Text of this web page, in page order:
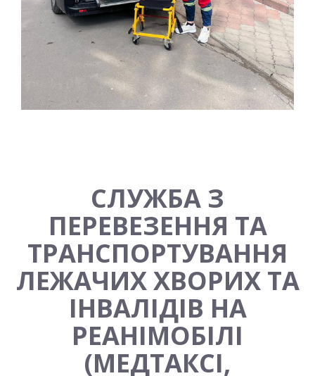
СЛУЖБА З
ПЕРЕВЕЗЕННЯ ТА
ТРАНСПОРТУВАННЯ
ЛЕЖАЧИХ ХВОРИХ ТА
ІНВАЛІДІВ НА
РЕАНІМОБІЛІ
(МЕДТАКСІ,